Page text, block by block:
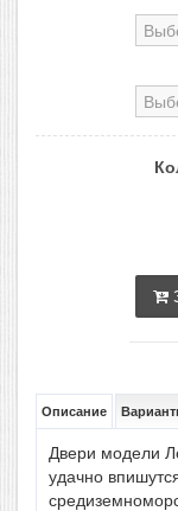
Описание
Двери модели
удачно